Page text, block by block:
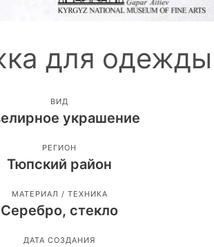
для одежды
ВИД
украшение
РЕГИОН
Тюпский район
МАТЕРИАЛ / ТЕХНИКА
Серебро, стекло
ДАТА СОЗДАНИЯ